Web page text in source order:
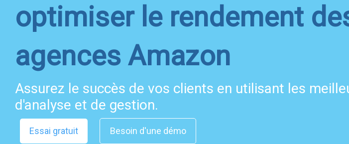
optimiser le rendement
agences Amazon
Assurez le succès de vos clients en utilisant les
d'analyse et de gestion.
Essai gratuit Besoin d'une démo